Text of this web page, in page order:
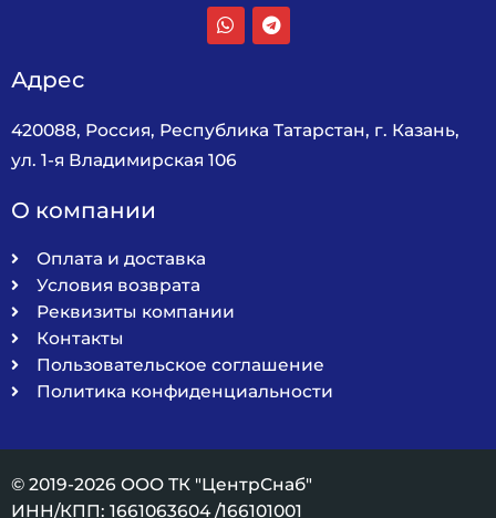
Адрес
420088, Россия, Республика Татарстан, г. Казань,
ул. 1-я Владимирская 106
О компании
Оплата и доставка
Условия возврата
Реквизиты компании
Контакты
Пользовательское соглашение
Политика конфиденциальности
© 2019-2026 ООО ТК "ЦентрСнаб"
ИНН/КПП: 1661063604 /166101001